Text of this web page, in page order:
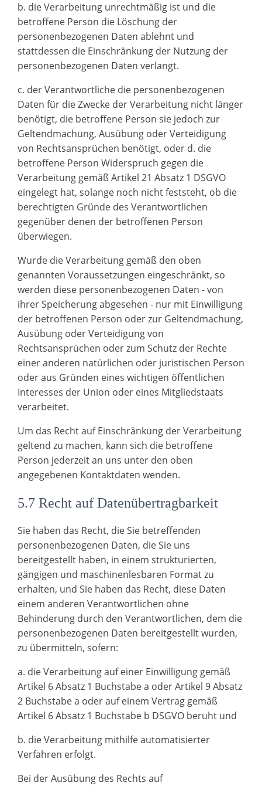
b. die Verarbeitung unrechtmäßig ist und die
betroffene Person die Löschung der
personenbezogenen Daten ablehnt und
stattdessen die Einschränkung der Nutzung der
personenbezogenen Daten verlangt.
c. der Verantwortliche die personenbezogenen
Daten für die Zwecke der Verarbeitung nicht länger
benötigt, die betroffene Person sie jedoch zur
Geltendmachung, Ausübung oder Verteidigung
von Rechtsansprüchen benötigt, oder d. die
betroffene Person Widerspruch gegen die
Verarbeitung gemäß Artikel 21 Absatz 1 DSGVO
eingelegt hat, solange noch nicht feststeht, ob die
berechtigten Gründe des Verantwortlichen
gegenüber denen der betroffenen Person
überwiegen.
Wurde die Verarbeitung gemäß den oben
genannten Voraussetzungen eingeschränkt, so
werden diese personenbezogenen Daten - von
ihrer Speicherung abgesehen - nur mit Einwilligung
der betroffenen Person oder zur Geltendmachung,
Ausübung oder Verteidigung von
Rechtsansprüchen oder zum Schutz der Rechte
einer anderen natürlichen oder juristischen Person
oder aus Gründen eines wichtigen öffentlichen
Interesses der Union oder eines Mitgliedstaats
verarbeitet.
Um das Recht auf Einschränkung der Verarbeitung
geltend zu machen, kann sich die betroffene
Person jederzeit an uns unter den oben
angegebenen Kontaktdaten wenden.
5.7 Recht auf Datenübertragbarkeit
Sie haben das Recht, die Sie betreffenden
personenbezogenen Daten, die Sie uns
bereitgestellt haben, in einem strukturierten,
gängigen und maschinenlesbaren Format zu
erhalten, und Sie haben das Recht, diese Daten
einem anderen Verantwortlichen ohne
Behinderung durch den Verantwortlichen, dem die
personenbezogenen Daten bereitgestellt wurden,
zu übermitteln, sofern:
a. die Verarbeitung auf einer Einwilligung gemäß
Artikel 6 Absatz 1 Buchstabe a oder Artikel 9 Absatz
2 Buchstabe a oder auf einem Vertrag gemäß
Artikel 6 Absatz 1 Buchstabe b DSGVO beruht und
b. die Verarbeitung mithilfe automatisierter
Verfahren erfolgt.
Bei der Ausübung des Rechts auf